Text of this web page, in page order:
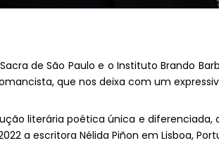
de São Paulo e o Instituto Brando
que nos deixa com um
literária poética única e
a escritora Nélida Piñon em Lisboa,